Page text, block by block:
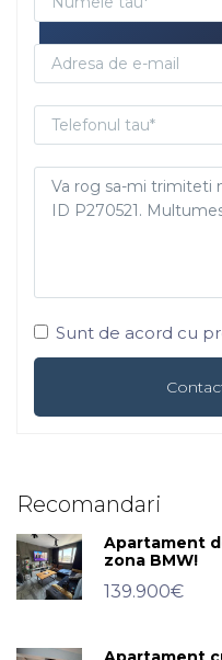
Sunt de acord cu
Recomandari
Apartament
zona BMW!
139.900€